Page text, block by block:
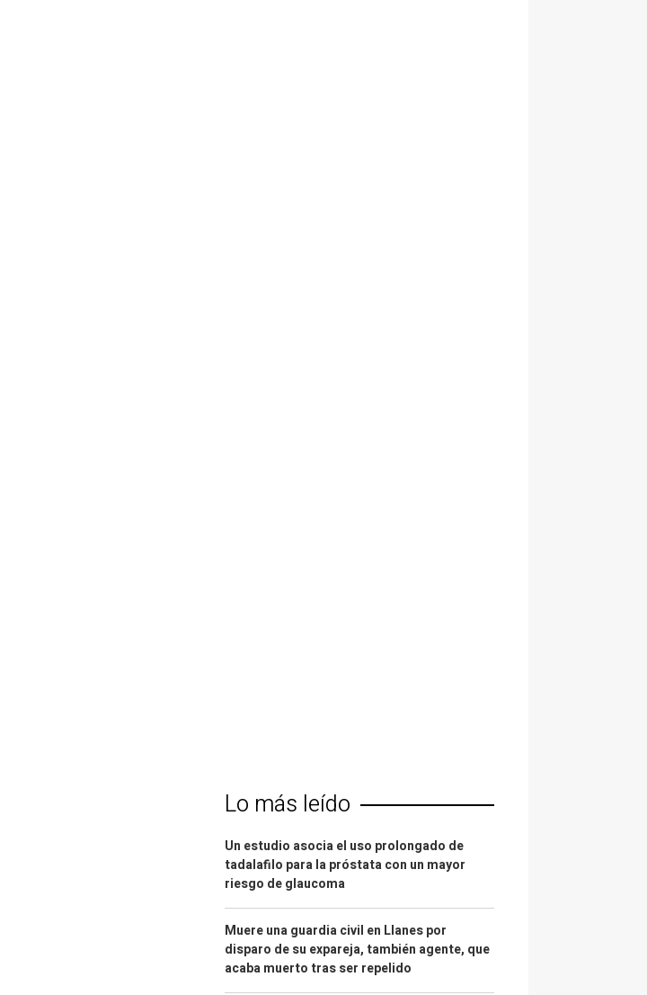
Lo más leído
Un estudio asocia el uso prolongado de
tadalafilo para la próstata con un mayor
riesgo de glaucoma
Muere una guardia civil en Llanes por
disparo de su expareja, también agente, que
acaba muerto tras ser repelido